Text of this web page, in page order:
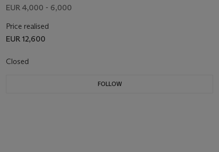
EUR 4,000 - 6,000
Price realised
EUR 12,600
Closed
FOLLOW